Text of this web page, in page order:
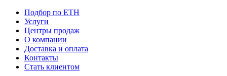
Подбор по ЕТН
Услуги
Центры продаж
О компании
Доставка и оплата
Контакты
Стать клиентом